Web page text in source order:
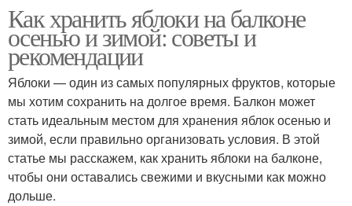
Как хранить яблоки на балконе
осенью и зимой: советы и
рекомендации
Яблоки — один из самых популярных фруктов, которые
мы хотим сохранить на долгое время. Балкон может
стать идеальным местом для хранения яблок осенью и
зимой, если правильно организовать условия. В этой
статье мы расскажем, как хранить яблоки на балконе,
чтобы они оставались свежими и вкусными как можно
дольше.